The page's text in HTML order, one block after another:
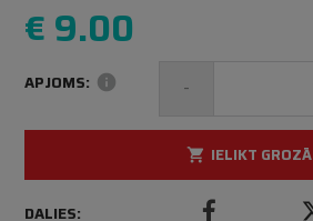
€ 9.00
APJOMS: info -
shopping_cart IELIKT GROZĀ
DALIES: